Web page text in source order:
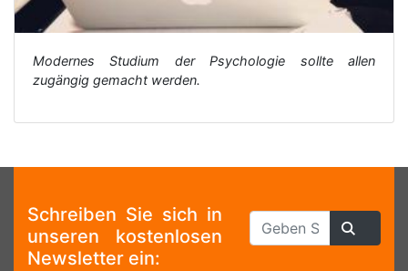
Modernes Studium der Psychologie sollte allen
zugängig gemacht werden.
Schreiben Sie sich in
unseren kostenlosen
Newsletter ein: